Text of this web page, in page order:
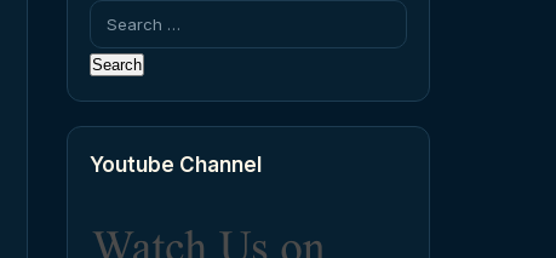
Search
for:
Youtube Channel